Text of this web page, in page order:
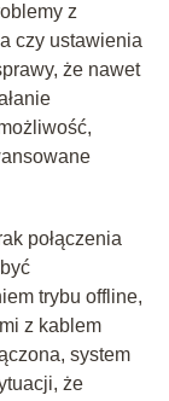
z
czy ustawienia
że nawet
połączenia
trybu offline,
z kablem
system
że